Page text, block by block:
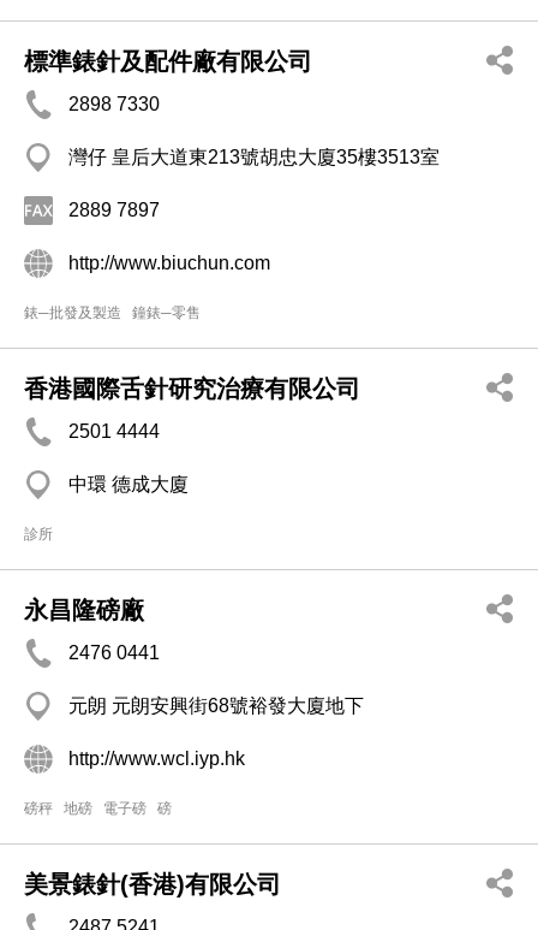
標準錶針及配件廠有限公司
2898 7330
灣仔 皇后大道東213號胡忠大廈35樓3513室
2889 7897
http://www.biuchun.com
錶─批發及製造 鐘錶─零售
香港國際舌針研究治療有限公司
2501 4444
中環 德成大廈
診所
永昌隆磅廠
2476 0441
元朗 元朗安興街68號裕發大廈地下
http://www.wcl.iyp.hk
磅秤 地磅 電子磅 磅
美景錶針(香港)有限公司